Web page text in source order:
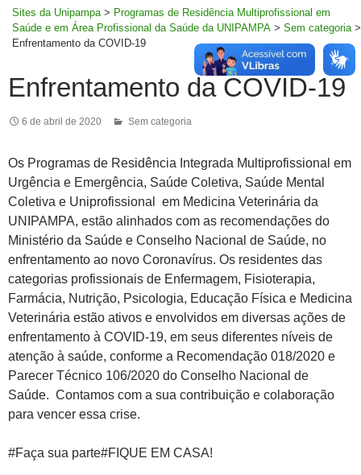
Sites da Unipampa > Programas de Residência Multiprofissional em
Saúde e em Área Profissional da Saúde da UNIPAMPA > Sem categoria >
Enfrentamento da COVID-19
Enfrentamento da COVID-19
6 de abril de 2020 Sem categoria
Os Programas de Residência Integrada Multiprofissional em
Urgência e Emergência, Saúde Coletiva, Saúde Mental
Coletiva e Uniprofissional em Medicina Veterinária da
UNIPAMPA, estão alinhados com as recomendações do
Ministério da Saúde e Conselho Nacional de Saúde, no
enfrentamento ao novo Coronavírus. Os residentes das
categorias profissionais de Enfermagem, Fisioterapia,
Farmácia, Nutrição, Psicologia, Educação Física e Medicina
Veterinária estão ativos e envolvidos em diversas ações de
enfrentamento à COVID-19, em seus diferentes níveis de
atenção à saúde, conforme a Recomendação 018/2020 e
Parecer Técnico 106/2020 do Conselho Nacional de
Saúde. Contamos com a sua contribuição e colaboração
para vencer essa crise.
#Faça sua parte#FIQUE EM CASA!